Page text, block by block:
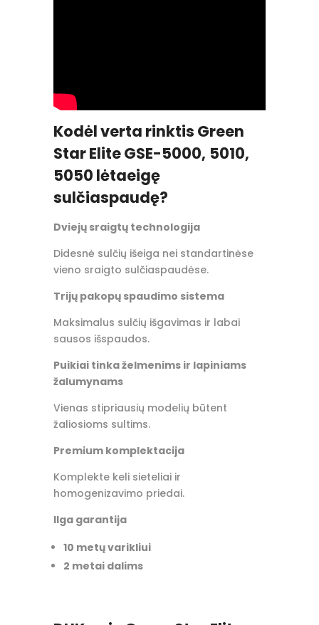
Kodėl verta rinktis Green
Star Elite GSE-5000, 5010,
5050 lėtaeigę
sulčiaspaudę?
Dviejų sraigtų technologija
Didesnė sulčių išeiga nei standartinėse
vieno sraigto sulčiaspaudėse.
Trijų pakopų spaudimo sistema
Maksimalus sulčių išgavimas ir labai
sausos išspaudos.
Puikiai tinka želmenims ir lapiniams
žalumynams
Vienas stipriausių modelių būtent
žaliosioms sultims.
Premium komplektacija
Komplekte keli sieteliai ir
homogenizavimo priedai.
Ilga garantija
10 metų varikliui
2 metai dalims